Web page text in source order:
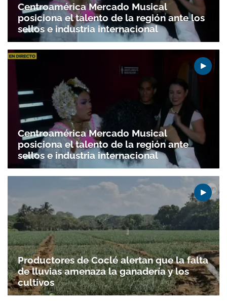
Centroamérica Mercado Musical
posiciona el talento de la región ante los
sellos e industria internacional
Centroamérica Mercado Musical
posiciona el talento de la región ante
sellos e industria internacional
Productores de Coclé alertan que la falta
de lluvias amenaza la ganadería y los
cultivos